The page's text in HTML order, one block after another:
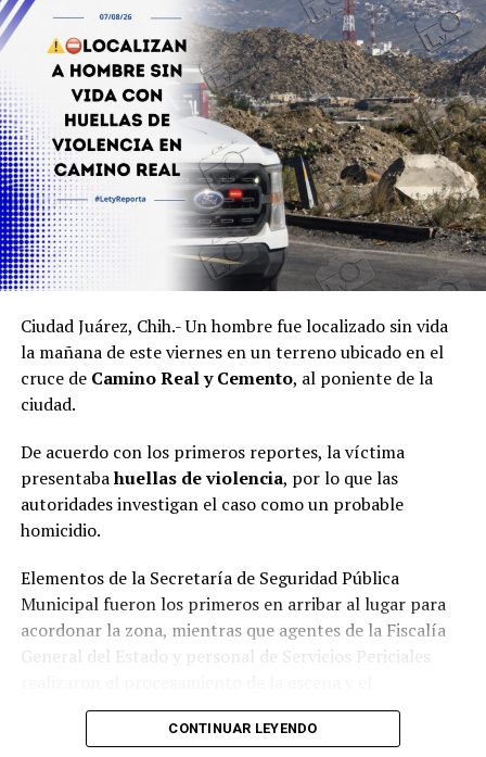
Ciudad Juárez, Chih.- Un hombre fue localizado sin vida
la mañana de este viernes en un terreno ubicado en el
cruce de Camino Real y Cemento, al poniente de la
ciudad.
De acuerdo con los primeros reportes, la víctima
presentabahuellas de violencia, por lo que las
autoridades investigan el caso como un probable
homicidio.
Elementos de la Secretaría de Seguridad Pública
Municipal fueron los primeros en arribar al lugar para
acordonar la zona, mientras que agentes de la Fiscalía
General del Estado y personal de Servicios Periciales
levantamiento de evidencias.
CONTINUAR LEYENDO